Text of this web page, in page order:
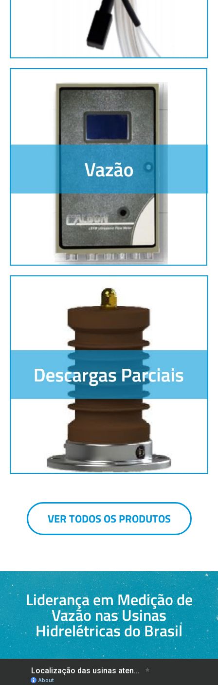
VER TODOS OS PRODUTOS
Liderança em Medição de
Vazão nas Usinas
Hidrelétricas do Brasil